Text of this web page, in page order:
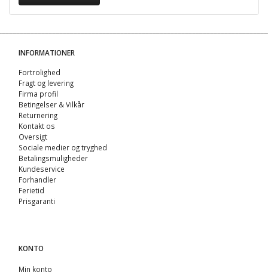
INFORMATIONER
Fortrolighed
Fragt og levering
Firma profil
Betingelser & Vilkår
Returnering
Kontakt os
Oversigt
Sociale medier og tryghed
Betalingsmuligheder
Kundeservice
Forhandler
Ferietid
Prisgaranti
KONTO
Min konto